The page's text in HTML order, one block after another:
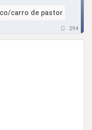
carro de pastor
294